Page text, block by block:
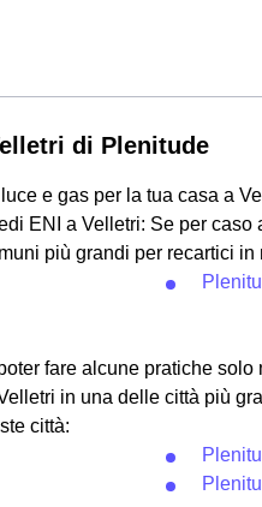
di Plenitude
e gas per la tua casa a
ENI a Velletri: Se per
più grandi per recartici
fare alcune pratiche
in una delle città più
città: